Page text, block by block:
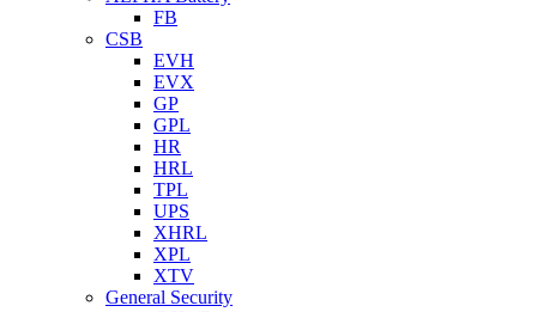
FB
CSB
EVH
EVX
GP
GPL
HR
HRL
TPL
UPS
XHRL
XPL
XTV
General Security